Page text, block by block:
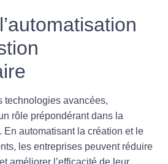
technologies avancées,
rôle prépondérant dans la
En automatisant la création et le
les entreprises peuvent réduire
améliorer l’efficacité de leur